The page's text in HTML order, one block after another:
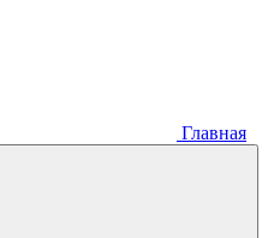
Главная